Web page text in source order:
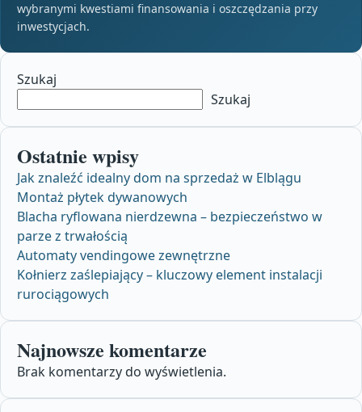
wybranymi kwestiami finansowania i oszczędzania przy
inwestycjach.
Szukaj
Szukaj
Ostatnie wpisy
Jak znaleźć idealny dom na sprzedaż w Elblągu
Montaż płytek dywanowych
Blacha ryflowana nierdzewna – bezpieczeństwo w
parze z trwałością
Automaty vendingowe zewnętrzne
Kołnierz zaślepiający – kluczowy element instalacji
rurociągowych
Najnowsze komentarze
Brak komentarzy do wyświetlenia.